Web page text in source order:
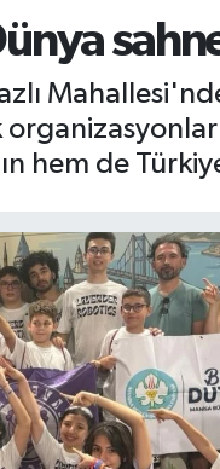
hem de